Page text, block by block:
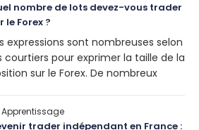
nombre de lots devez-vous trader
le Forex ?
expressions sont nombreuses selon
courtiers pour exprimer la taille de la
sur le Forex. De nombreux
revient sur une méthode
Apprentissage
trader indépendant en France :